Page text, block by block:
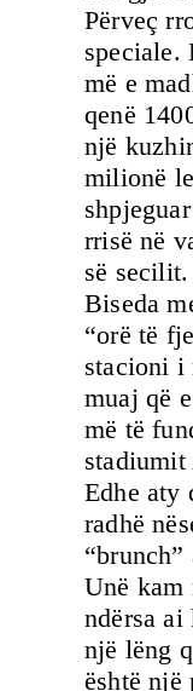
Përveç
speciale.
më e
qenë
një
milionë
rrisë në
së secilit.
Biseda
“orë të
stacioni i
muaj që
më të
stadiumit
Edhe aty
radhë
“brunch”
Unë kam
ndërsa ai
një lëng
është një